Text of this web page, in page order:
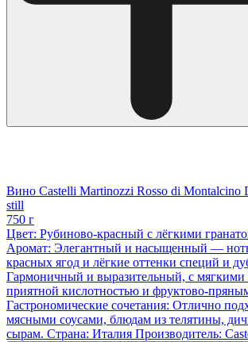
Вино Castelli Martinozzi Rosso di Montalcino
still
750 г
Цвет: Рубиново-красный с лёгкими
Аромат: Элегантный и насыщенный —
красных ягод и лёгкие оттенки специй и
Гармоничный и выразительный, с мягкими
приятной кислотностью и фруктово-
Гастрономические сочетания: Отлично
мясными соусами, блюдам из телятины,
сырам. Страна: Италия Производитель: